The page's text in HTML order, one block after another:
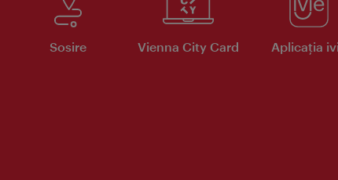
Sosire Vienna City Card Aplicaţia